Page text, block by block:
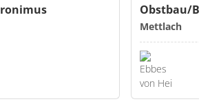
Obstbau/
Mettlach